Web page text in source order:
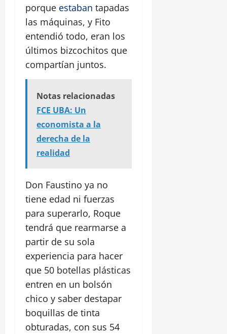
porque estaban tapadas
las máquinas, y Fito
entendió todo, eran los
últimos bizcochitos que
compartían juntos.
Notas relacionadas
FCE UBA: Un
economista a la
derecha de la
realidad
Don Faustino ya no
tiene edad ni fuerzas
para superarlo, Roque
tendrá que rearmarse a
partir de su sola
experiencia para hacer
que 50 botellas plásticas
entren en un bolsón
chico y saber destapar
boquillas de tinta
obturadas, con sus 54